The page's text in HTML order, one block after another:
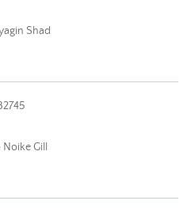
Shad
Gill